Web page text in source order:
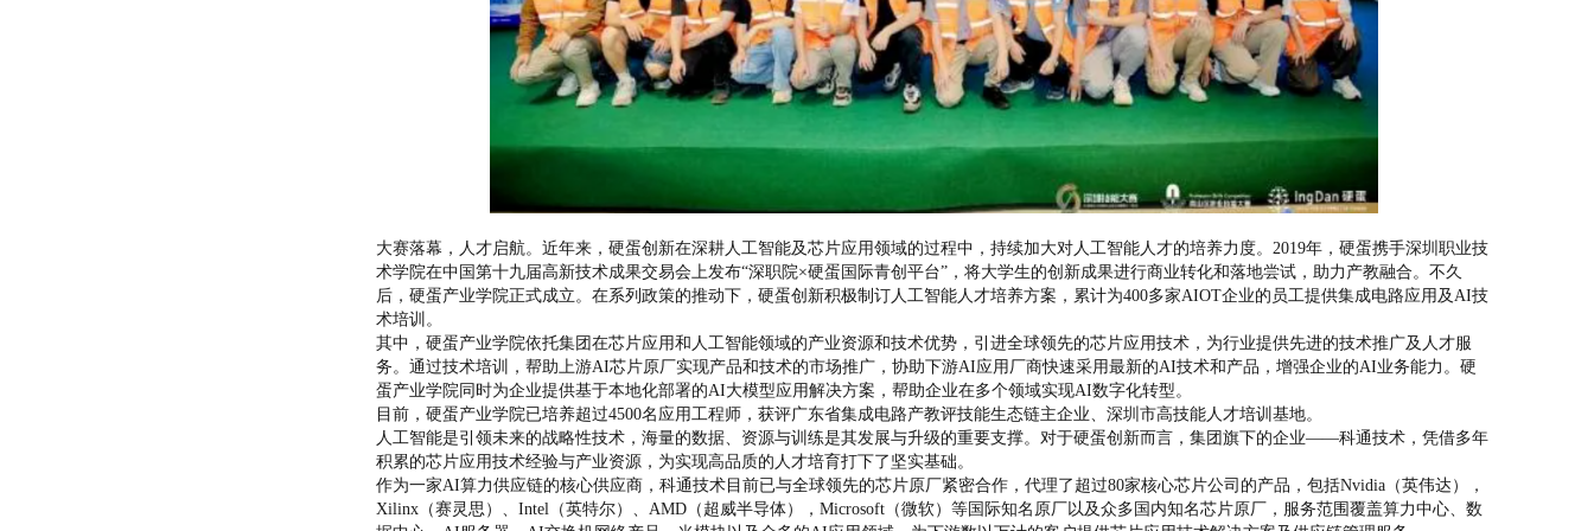
大赛落幕，人才启航。近年来，硬蛋创新在深耕人工智能及芯片应用领域的过程中，持续加大对人工智能人才的培养力度。2019年，硬蛋携手深圳职业技
术学院在中国第十九届高新技术成果交易会上发布“深职院×硬蛋国际青创平台”，将大学生的创新成果进行商业转化和落地尝试，助力产教融合。不久
后，硬蛋产业学院正式成立。在系列政策的推动下，硬蛋创新积极制订人工智能人才培养方案，累计为400多家AIOT企业的员工提供集成电路应用及AI技
术培训。
其中，硬蛋产业学院依托集团在芯片应用和人工智能领域的产业资源和技术优势，引进全球领先的芯片应用技术，为行业提供先进的技术推广及人才服
务。通过技术培训，帮助上游AI芯片原厂实现产品和技术的市场推广，协助下游AI应用厂商快速采用最新的AI技术和产品，增强企业的AI业务能力。硬
蛋产业学院同时为企业提供基于本地化部署的AI大模型应用解决方案，帮助企业在多个领域实现AI数字化转型。
目前，硬蛋产业学院已培养超过4500名应用工程师，获评广东省集成电路产教评技能生态链主企业、深圳市高技能人才培训基地。
人工智能是引领未来的战略性技术，海量的数据、资源与训练是其发展与升级的重要支撑。对于硬蛋创新而言，集团旗下的企业——科通技术，凭借多年
积累的芯片应用技术经验与产业资源，为实现高品质的人才培育打下了坚实基础。
作为一家AI算力供应链的核心供应商，科通技术目前已与全球领先的芯片原厂紧密合作，代理了超过80家核心芯片公司的产品，包括Nvidia（英伟达），
Xilinx（赛灵思）、Intel（英特尔）、AMD（超威半导体），Microsoft（微软）等国际知名原厂以及众多国内知名芯片原厂，服务范围覆盖算力中心、数